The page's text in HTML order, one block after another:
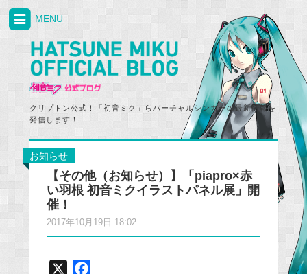
クリプトン公式！「初音ミク」らバーチャルシンガーの最新情報を
発信します！
MENU
お知らせ
【その他（お知らせ）】「piapro×赤
い羽根 初音ミクイラストパネル展」開
催！
2017年10月19日 18:02